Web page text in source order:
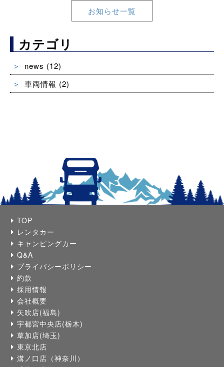
お知らせ一覧
カテゴリ
news (12)
車両情報 (2)
TOP
レンタカー
キャンピングカー
Q&A
プライバシーポリシー
約款
採用情報
会社概要
矢吹店(福島)
宇都宮中央店(栃木)
草加店(埼玉)
東京北店
溝ノ口店（神奈川）